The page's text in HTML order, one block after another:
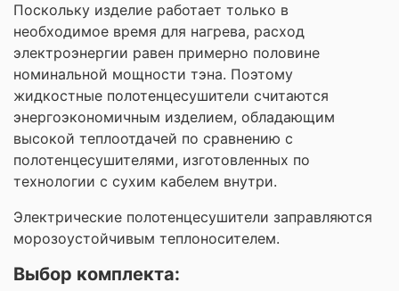
Поскольку изделие работает только в
необходимое время для нагрева, расход
электроэнергии равен примерно половине
номинальной мощности тэна. Поэтому
жидкостные полотенцесушители считаются
энергоэкономичным изделием, обладающим
высокой теплоотдачей по сравнению с
полотенцесушителями, изготовленных по
технологии с сухим кабелем внутри.
Электрические полотенцесушители заправляются
морозоустойчивым теплоносителем.
Выбор комплекта: